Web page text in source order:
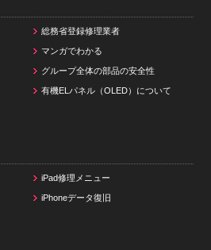
総務省登録修理業者
マンガでわかる
グループ全体の部品の安全性
有機ELパネル（OLED）について
iPad修理メニュー
iPhoneデータ復旧